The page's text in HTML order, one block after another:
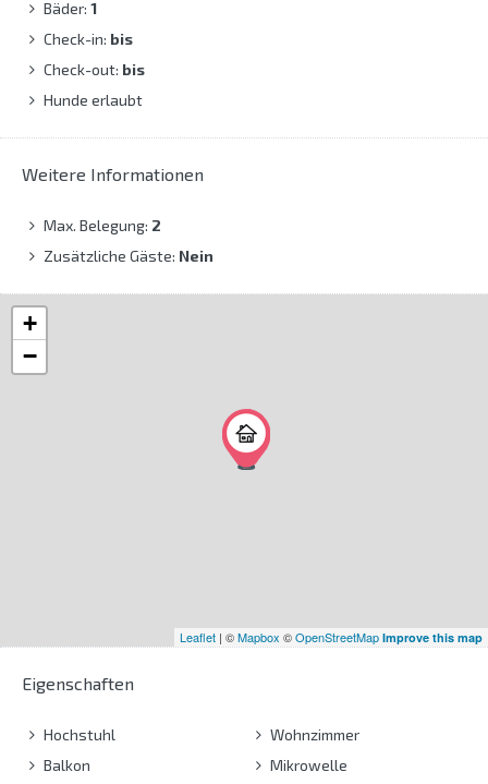
Bäder: 1
Check-in: bis
Check-out: bis
Hunde erlaubt
Weitere Informationen
Max. Belegung: 2
Zusätzliche Gäste: Nein
+
−
Leaflet | ©Mapbox ©OpenStreetMap Improve this map
Eigenschaften
Hochstuhl
Balkon
Wohnzimmer
Mikrowelle